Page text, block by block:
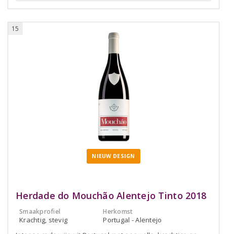
15
NIEUW DESIGN
Herdade do Mouchão Alentejo Tinto 2018
Smaakprofiel
Krachtig, stevig
Herkomst
Portugal - Alentejo